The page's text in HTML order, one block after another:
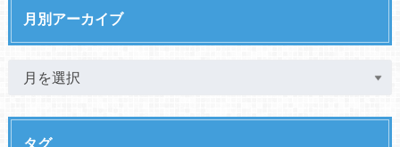
月別アーカイブ
タグ